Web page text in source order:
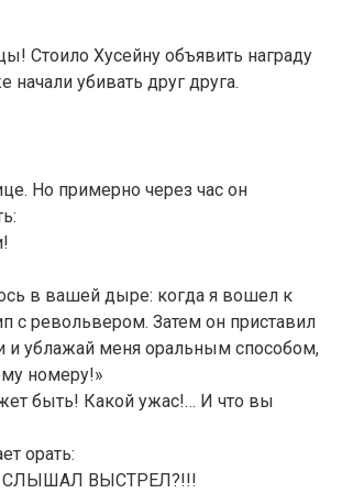
Стоило Хусейну объявить награду
начали убивать друг друга.
Но примерно через час он
в вашей дыре: когда я вошел к
с револьвером. Затем он приставил
и ублажай меня оральным способом,
номеру!»
быть! Какой ужас!… И что вы
орать:
СЛЫШАЛ ВЫСТРЕЛ?!!!